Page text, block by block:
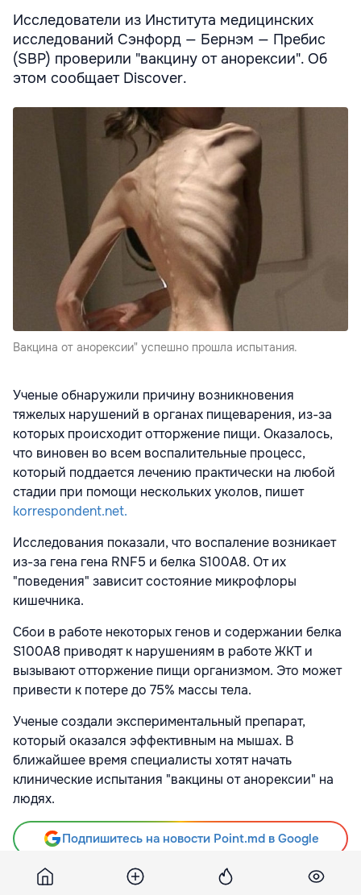
Исследователи из Института медицинских
исследований Сэнфорд — Бернэм — Пребис
(SBP) проверили "вакцину от анорексии". Об
этом сообщает Discover.
Вакцина от анорексии" успешно прошла испытания.
Ученые обнаружили причину возникновения
тяжелых нарушений в органах пищеварения, из-за
которых происходит отторжение пищи. Оказалось,
что виновен во всем воспалительные процесс,
который поддается лечению практически на любой
стадии при помощи нескольких уколов, пишет
korrespondent.net.
Исследования показали, что воспаление возникает
из-за гена гена RNF5 и белка S100A8. От их
"поведения" зависит состояние микрофлоры
кишечника.
Сбои в работе некоторых генов и содержании белка
S100A8 приводят к нарушениям в работе ЖКТ и
вызывают отторжение пищи организмом. Это может
привести к потере до 75% массы тела.
Ученые создали экспериментальный препарат,
который оказался эффективным на мышах. В
ближайшее время специалисты хотят начать
клинические испытания "вакцины от анорексии" на
людях.
Подпишитесь на новости Point.md в Google